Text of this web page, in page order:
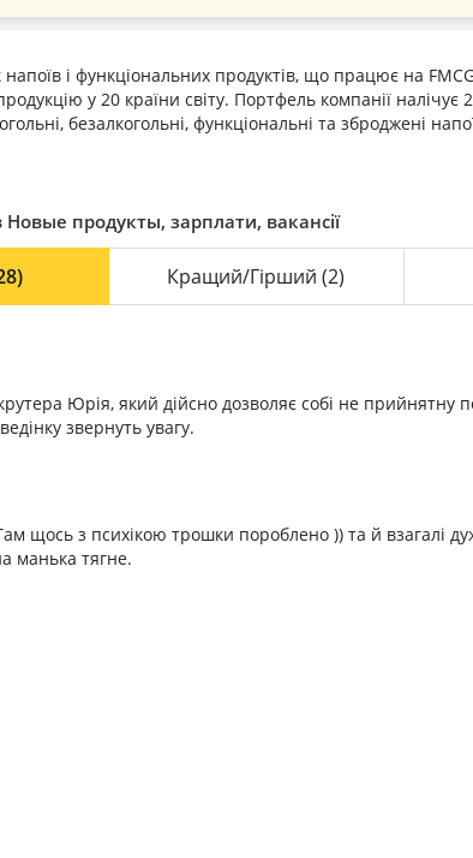
і функціональних продуктів, що працює на
у 20 країни світу. Портфель компанії налічує
безалкогольні, функціональні та зброджені
Новые продукты, зарплати, вакансії
Кращий/Гірший(2)
Юрія, який дійсно дозволяє собі не прийнятну
звернуть увагу.
щось з психікою трошки пороблено )) та й взагалі
манька тягне.